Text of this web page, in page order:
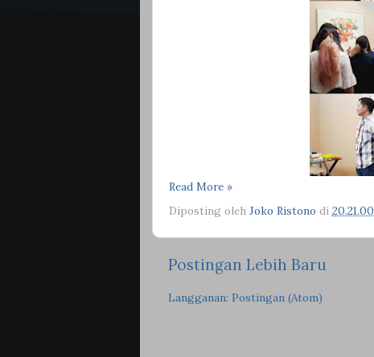
Read More »
Diposting oleh Joko Ristono di 20.21.00
Postingan Lebih Baru
Langganan: Postingan (Atom)